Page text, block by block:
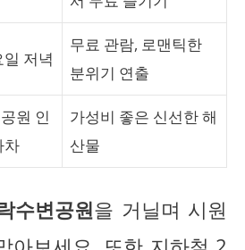
저녁
무료 관람, 로맨틱한
분위기 연출
원 인
차
가성비 좋은 신선한 해
산물
수변공원을 거닐며 시원